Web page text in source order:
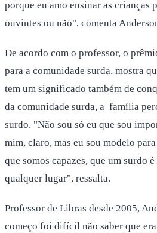
porque eu amo ensinar as crianças
ouvintes ou não", comenta
De acordo com o professor, o
para a comunidade surda, mostra
tem um significado também de
da comunidade surda, a família
surdo. "Não sou só eu que sou
mim, claro, mas eu sou modelo
que somos capazes, que um surdo
qualquer lugar", ressalta.
Professor de Libras desde 2005,
começo foi difícil não saber que era